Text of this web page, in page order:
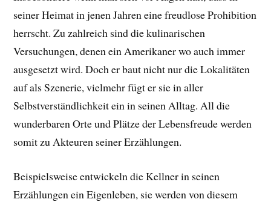
seiner Heimat in jenen Jahren eine freudlose Prohibition
herrscht. Zu zahlreich sind die kulinarischen
Versuchungen, denen ein Amerikaner wo auch immer
ausgesetzt wird. Doch er baut nicht nur die Lokalitäten
auf als Szenerie, vielmehr fügt er sie in aller
Selbstverständlichkeit ein in seinen Alltag. All die
wunderbaren Orte und Plätze der Lebensfreude werden
somit zu Akteuren seiner Erzählungen.
Beispielsweise entwickeln die Kellner in seinen
Erzählungen ein Eigenleben, sie werden von diesem